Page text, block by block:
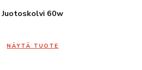
Juotoskolvi 60w
NÄYTÄ TUOTE